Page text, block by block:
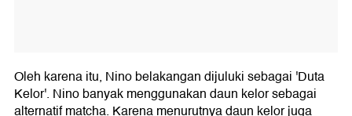
Oleh karena itu, Nino belakangan dijuluki sebagai 'Duta
Kelor'. Nino banyak menggunakan daun kelor sebagai
alternatif matcha. Karena menurutnya daun kelor juga